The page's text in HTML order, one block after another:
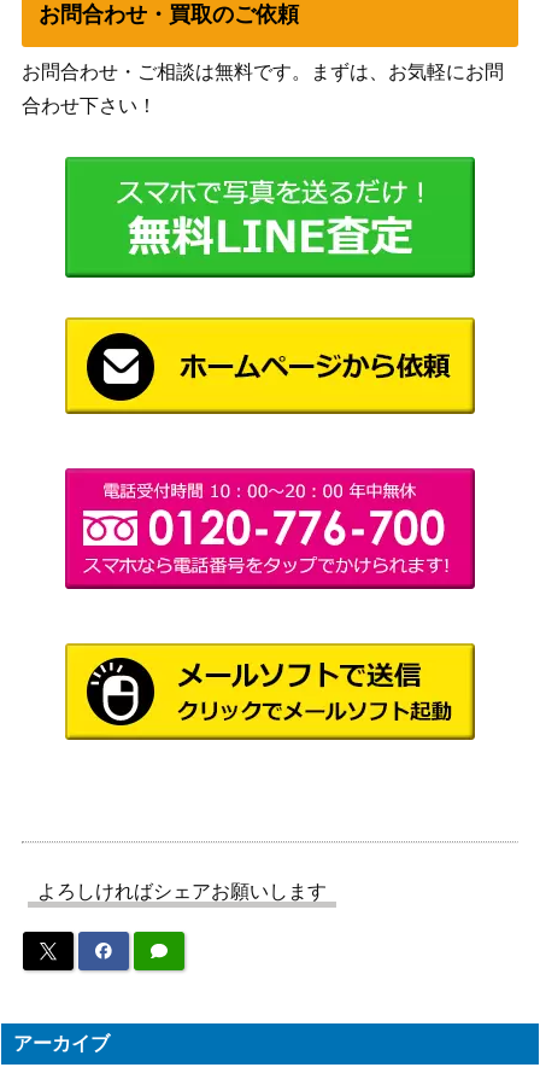
お問合わせ・買取のご依頼
お問合わせ・ご相談は無料です。まずは、お気軽にお問
合わせ下さい！
よろしければシェアお願いします
アーカイブ